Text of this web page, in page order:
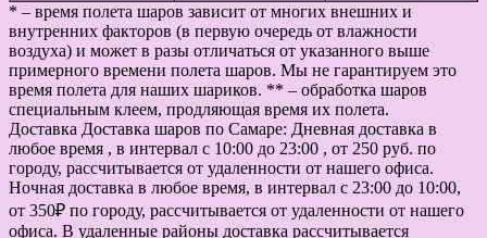
* – время полета шаров зависит от многих внешних и
внутренних факторов (в первую очередь от влажности
воздуха) и может в разы отличаться от указанного выше
примерного времени полета шаров. Мы не гарантируем это
время полета для наших шариков. ** – обработка шаров
специальным клеем, продляющая время их полета.
Доставка Доставка шаров по Самаре: Дневная доставка в
любое время , в интервал с 10:00 до 23:00 , от 250 руб. по
городу, рассчитывается от удаленности от нашего офиса.
Ночная доставка в любое время, в интервал с 23:00 до 10:00,
от 350₽ по городу, рассчитывается от удаленности от нашего
офиса. В удаленные районы доставка рассчитывается